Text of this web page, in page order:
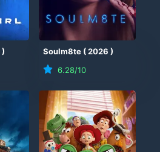
)
Soulm8te (2026 )
6.28/10